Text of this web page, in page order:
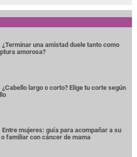
¿Terminar una amistad duele tanto como
amorosa?
¿Cabello largo o corto? Elige tu corte según
Entre mujeres: guía para acompañar a su
familiar con cáncer de mama